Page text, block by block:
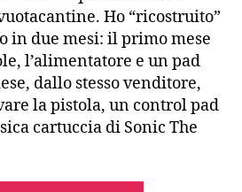
Ho “ricostruito”
in due mesi: il primo mese
l’alimentatore e un pad
dallo stesso venditore,
la pistola, un control pad
cartuccia di Sonic The